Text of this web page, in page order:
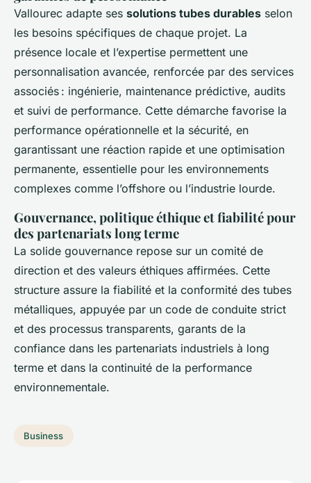
Vallourec adapte ses solutions tubes durables selon
les besoins spécifiques de chaque projet. La
présence locale et l’expertise permettent une
personnalisation avancée, renforcée par des services
associés : ingénierie, maintenance prédictive, audits
et suivi de performance. Cette démarche favorise la
performance opérationnelle et la sécurité, en
garantissant une réaction rapide et une optimisation
permanente, essentielle pour les environnements
complexes comme l’offshore ou l’industrie lourde.
Gouvernance, politique éthique et fiabilité pour
des partenariats long terme
La solide gouvernance repose sur un comité de
direction et des valeurs éthiques affirmées. Cette
structure assure la fiabilité et la conformité des tubes
métalliques, appuyée par un code de conduite strict
et des processus transparents, garants de la
confiance dans les partenariats industriels à long
terme et dans la continuité de la performance
environnementale.
Business